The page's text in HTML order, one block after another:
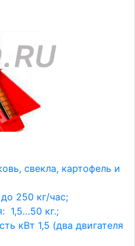
свекла, картофель и
250 кг/час;
1,5…50 кг.;
кВт 1,5 (два двигателя